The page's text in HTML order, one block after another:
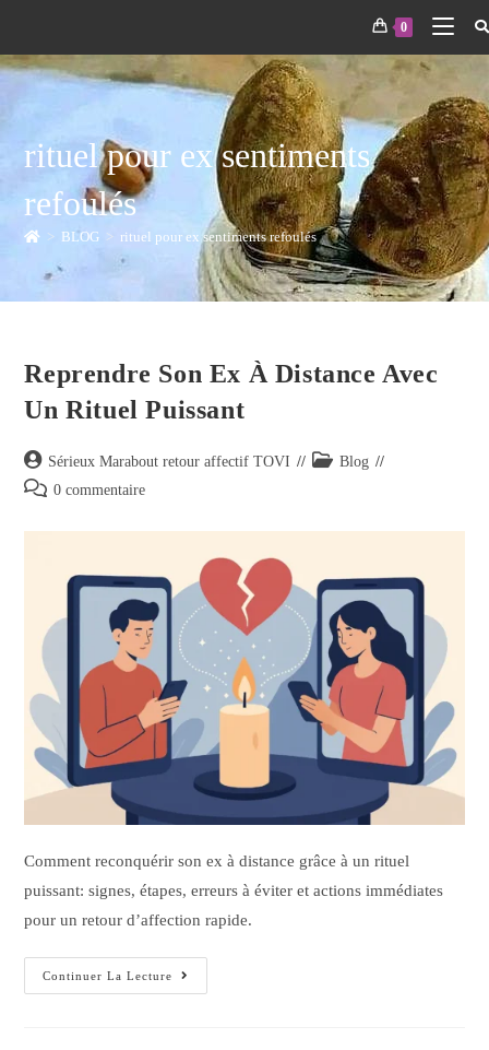
0
rituel pour ex sentiments
refoulés
> BLOG > rituel pour ex sentiments refoulés
Reprendre Son Ex À Distance Avec
Un Rituel Puissant
Sérieux Marabout retour affectif TOVI
Blog
0 commentaire
Comment reconquérir son ex à distance grâce à un rituel
puissant: signes, étapes, erreurs à éviter et actions immédiates
pour un retour d’affection rapide.
Continuer La Lecture